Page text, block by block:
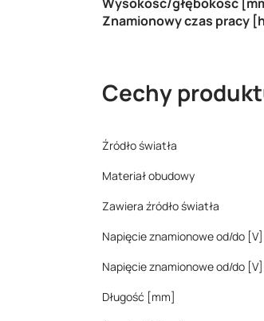
Znamionowy czas pracy
Cechy
Źródło światła
Materiał obudowy
Zawiera źródło światła
Napięcie znamionowe od/do
Napięcie znamionowe od/do
Długość [mm]